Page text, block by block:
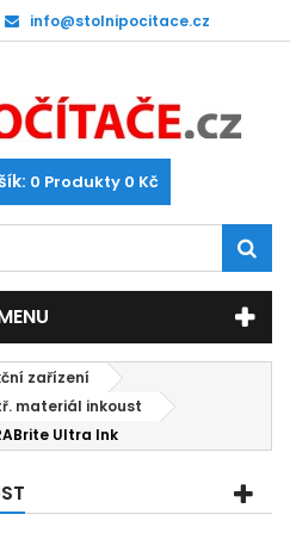
info@stolnipocitace.cz
0 Produkty 0 Kč
zařízení
materiál inkoust
Ultra Ink